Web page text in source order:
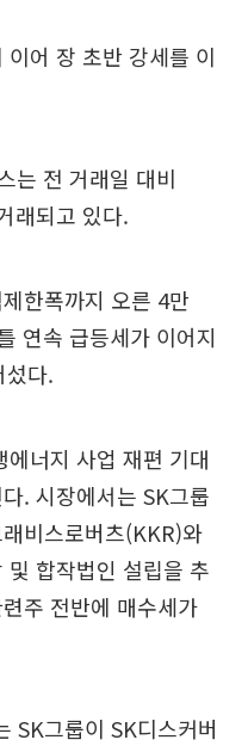
어 장 초반 강세를 이
는 전 거래일 대비
래되고 있다.
한폭까지 오른 4만
연속 급등세가 이어지
섰다.
너지 사업 재편 기대
. 시장에서는 SK그룹
비스로버츠(KKR)와
합작법인 설립을 추
주 전반에 매수세가
SK그룹이 SK디스커버